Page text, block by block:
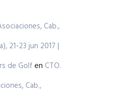
Cab.,
21-23 jun 2017 |
de Golf en CTO.
Cab.,